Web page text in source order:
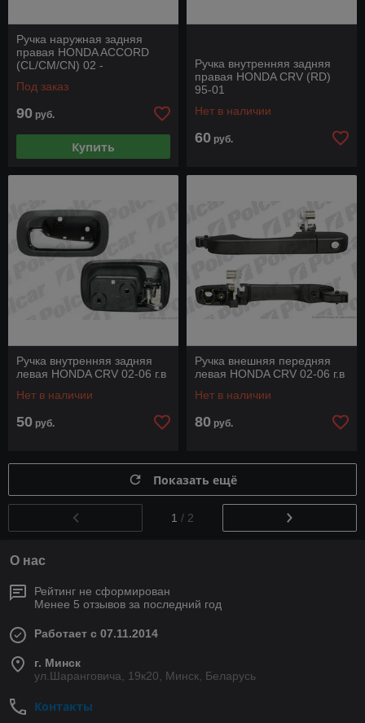
Ручка наружная задняя
правая HONDA ACCORD
(CL/CM/CN) 02 -
Под заказ
90 руб.
Купить
Ручка внутренняя задняя
правая HONDA CRV (RD)
95-01
Нет в наличии
60 руб.
Ручка внутренняя задняя
левая HONDA CRV 02-06 г.в
Нет в наличии
50 руб.
Ручка внешняя передняя
левая HONDA CRV 02-06 г.в
Нет в наличии
80 руб.
Показать ещё
1 / 2
О нас
Рейтинг не сформирован
Менее 5 отзывов за последний год
Работает с 07.11.2014
г. Минск
ул.Шаранговича, 19к20, Минск, Беларусь
Контакты